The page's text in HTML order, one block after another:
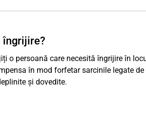
îngrijire?
o persoană care necesită îngrijire în
în mod forfetar sarcinile legate
și dovedite.